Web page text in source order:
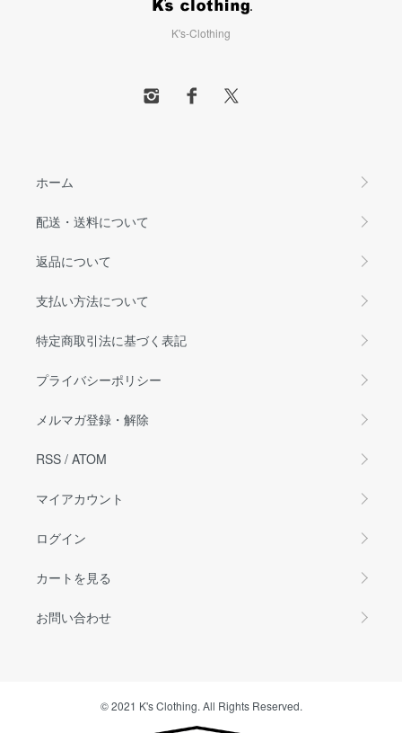
K's-Clothing
ホーム
配送・送料について
返品について
支払い方法について
特定商取引法に基づく表記
プライバシーポリシー
メルマガ登録・解除
RSS / ATOM
マイアカウント
ログイン
カートを見る
お問い合わせ
© 2021 K's Clothing. All Rights Reserved.